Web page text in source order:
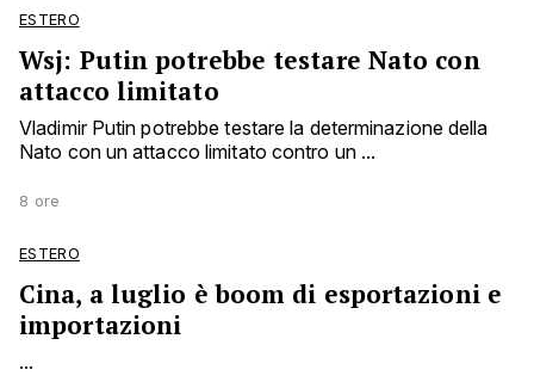
ESTERO
Wsj: Putin potrebbe testare Nato con
attacco limitato
Vladimir Putin potrebbe testare la determinazione della
Nato con un attacco limitato contro un ...
8 ore
ESTERO
Cina, a luglio è boom di esportazioni e
importazioni
...